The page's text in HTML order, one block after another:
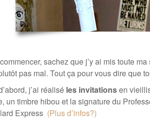
sachez que j’y ai mis toute
pas mal. Tout ça pour vous dire que
j’ai réalisé les invitationsen
un timbre hibou et la signature du
Express (Plus d’infos?)